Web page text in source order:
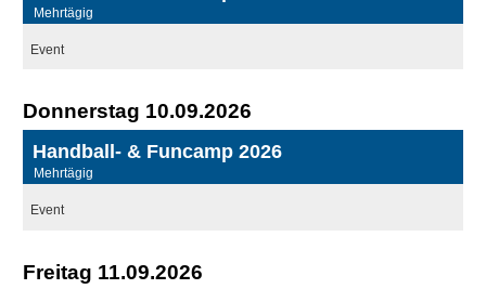
Mehrtägig
Event
Donnerstag 10.09.2026
Handball- & Funcamp 2026
Mehrtägig
Event
Freitag 11.09.2026